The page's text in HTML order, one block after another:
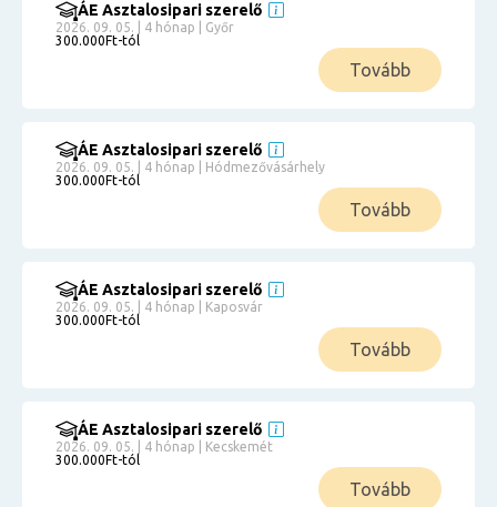
ÁE Asztalosipari szerelő
2026. 09. 05. | 4 hónap | Győr
300.000Ft-tól
Tovább
ÁE Asztalosipari szerelő
2026. 09. 05. | 4 hónap | Hódmezővásárhely
300.000Ft-tól
Tovább
ÁE Asztalosipari szerelő
2026. 09. 05. | 4 hónap | Kaposvár
300.000Ft-tól
Tovább
ÁE Asztalosipari szerelő
2026. 09. 05. | 4 hónap | Kecskemét
300.000Ft-tól
Tovább